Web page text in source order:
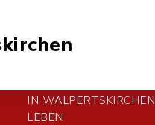
IN WALPERTSKIRCHEN
LEBEN